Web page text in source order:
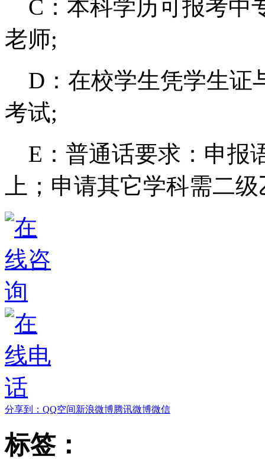
C：本科学历可报考中
老师;
D：在校学生凭学生证
考试;
E：普通话要求：申报
上；申请其它学科需二
分享到： QQ空间新浪微博腾讯微博微信
标签：